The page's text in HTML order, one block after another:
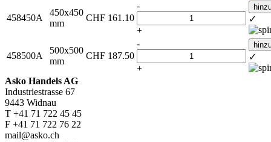
458450A
450x450
mm
CHF 161.10
-
+
✓
458500A
500x500
mm
CHF 187.50
-
+
✓
Asko Handels AG
Industriestrasse 67
9443 Widnau
T +41 71 722 45 45
F +41 71 722 76 22
mail@asko.ch